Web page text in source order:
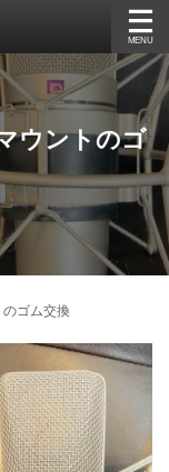
ウントのゴ
ゴム交換